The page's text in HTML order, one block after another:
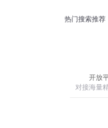
热门搜索推荐
开放
对接海量